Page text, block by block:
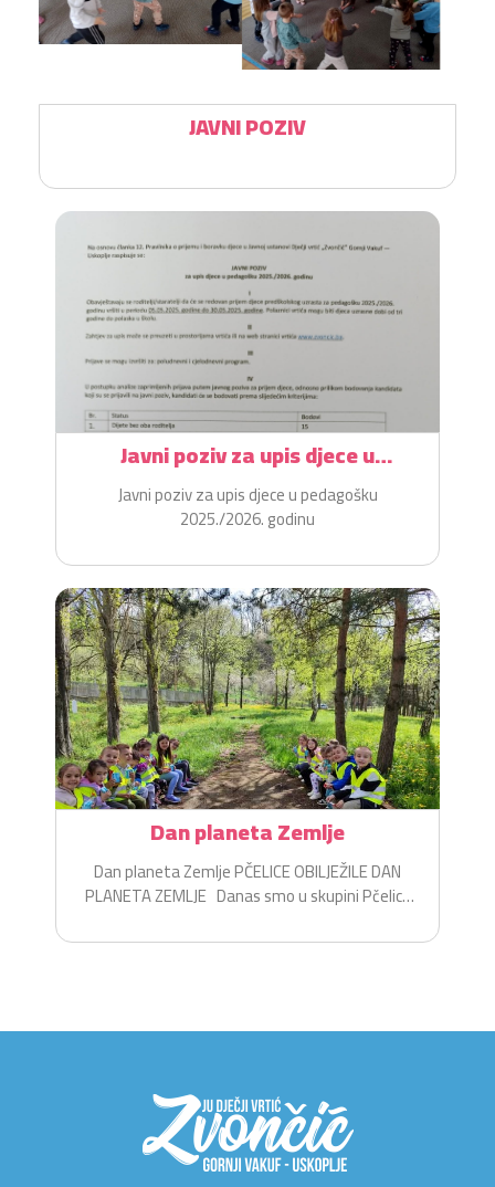
JAVNI POZIV
Javni poziv za upis djece u
pedagošku 2025./2026. godinu
Javni poziv za upis djece u pedagošku
2025./2026. godinu
Dan planeta Zemlje
Dan planeta Zemlje PČELICE OBILJEŽILE DAN
PLANETA ZEMLJE Danas smo u skupini Pčelice